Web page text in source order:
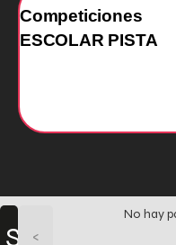
Competiciones
ESCOLAR PISTA